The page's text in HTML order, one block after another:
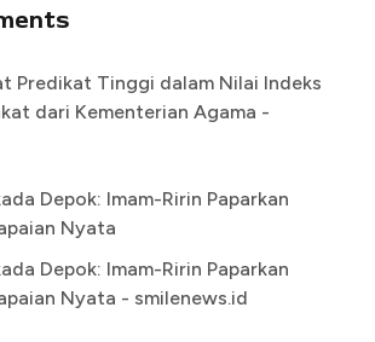
Predikat Tinggi dalam Nilai Indeks
dari Kementerian Agama -
Depok: Imam-Ririn Paparkan
Nyata
Depok: Imam-Ririn Paparkan
Nyata - smilenews.id